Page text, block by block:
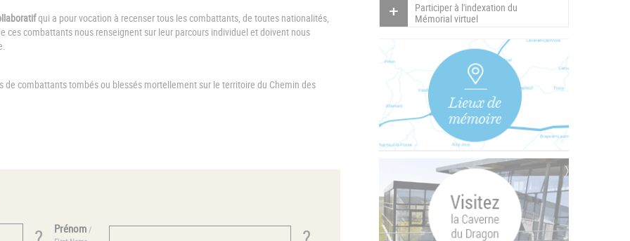
qui a pour vocation à recenser tous les combattants, de toutes nationalités,
ces combattants nous renseignent sur leur parcours individuel et doivent nous
de combattants tombés ou blessés mortellement sur le territoire du Chemin des
Prénom /
Participer à l'indexation du
Mémorial virtuel